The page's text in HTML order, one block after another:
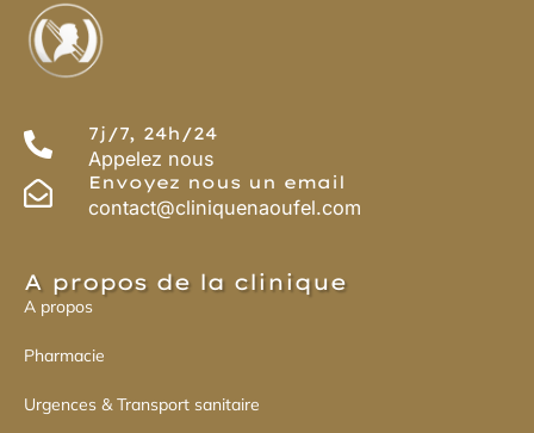
7j/7, 24h/24
Appelez nous
Envoyez nous un email
contact@cliniquenaoufel.com
A propos de la clinique
A propos
Pharmacie
Urgences & Transport sanitaire